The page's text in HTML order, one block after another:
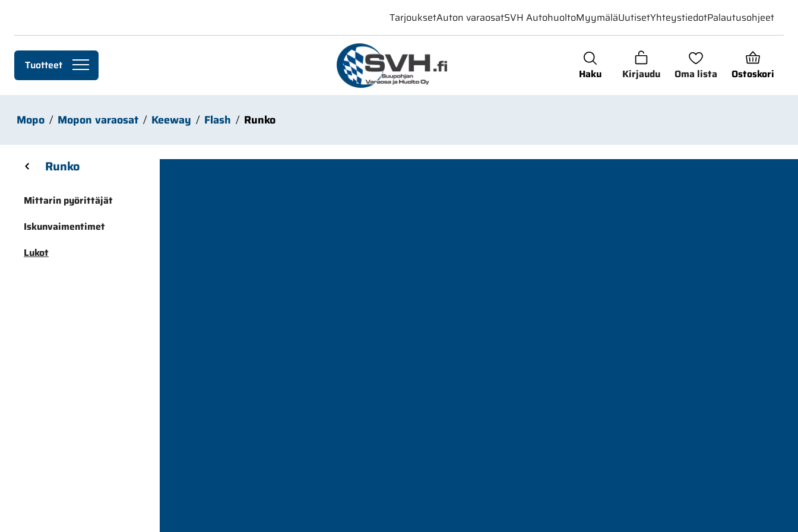
Haku Kirjaudu Oma lista Ostoskori
Tuotteet
TarjouksetAuton varaosatSVH AutohuoltoMyymäläUutisetYhteystiedotPalautusohjeet
Mopo Mopon varaosat Keeway Flash
Runko
Skip sidebar menu
Runko
Mittarin pyörittäjät
Iskunvaimentimet
Lukot